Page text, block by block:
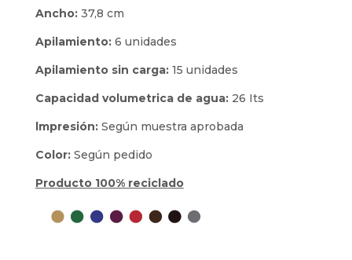
Ancho:37,8 cm
Apilamiento:6 unidades
Apilamiento sin carga:15 unidades
Capacidad volumetrica de agua:26 Its
lmpresión:Según muestra aprobada
Color:Según pedido
Producto 100% reciclado